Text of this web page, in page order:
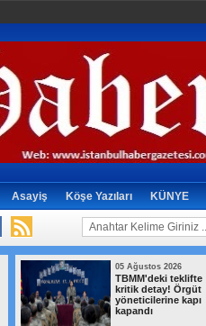
Asayiş Köşe Yazıları KÜNYE
05 Ağustos 2026
TBMM'deki teklifte
kritik detay! Örgüt
yöneticilerine kapı
kapandı